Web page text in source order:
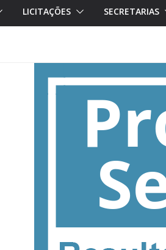
LICITAÇÕES SECRETARIAS